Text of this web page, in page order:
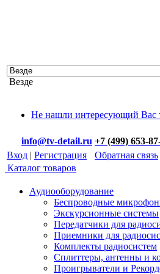
Везде
Не нашли интересующий Вас
info@tv-detail.ru +7 (499) 653-
Вход | Регистрация
Обратная связь
Каталог товаров
Аудиооборудование
Беспроводные
Экскурсионные системы
Передатчики для
Приемники для
Комплекты радиосистем
Сплиттеры, антенны и
Проигрыватели и